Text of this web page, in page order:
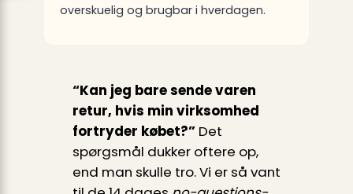
overskuelig og brugbar i hverdagen.
“Kan jeg bare sende varen
retur, hvis min virksomhed
fortryder købet?”Det
spørgsmål dukker oftere op,
end man skulle tro. Vi er så vant